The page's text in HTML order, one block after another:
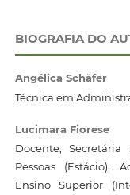
BIOGRAFIA DO
Angélica Schäfer
Técnica em
Lucimara Fiorese
Docente,
Pessoas (Estácio),
Ensino Superior